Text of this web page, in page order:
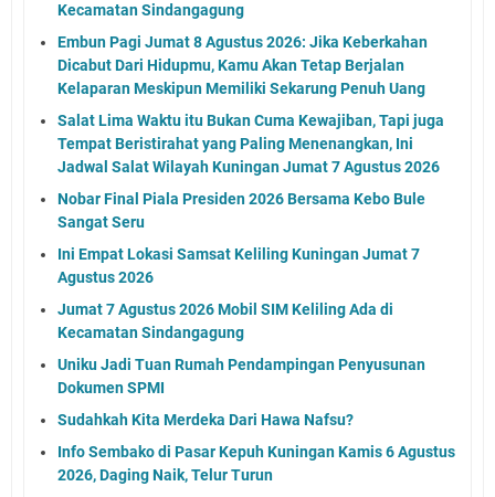
Kecamatan Sindangagung
Embun Pagi Jumat 8 Agustus 2026: Jika Keberkahan
Dicabut Dari Hidupmu, Kamu Akan Tetap Berjalan
Kelaparan Meskipun Memiliki Sekarung Penuh Uang
Salat Lima Waktu itu Bukan Cuma Kewajiban, Tapi juga
Tempat Beristirahat yang Paling Menenangkan, Ini
Jadwal Salat Wilayah Kuningan Jumat 7 Agustus 2026
Nobar Final Piala Presiden 2026 Bersama Kebo Bule
Sangat Seru
Ini Empat Lokasi Samsat Keliling Kuningan Jumat 7
Agustus 2026
Jumat 7 Agustus 2026 Mobil SIM Keliling Ada di
Kecamatan Sindangagung
Uniku Jadi Tuan Rumah Pendampingan Penyusunan
Dokumen SPMI
Sudahkah Kita Merdeka Dari Hawa Nafsu?
Info Sembako di Pasar Kepuh Kuningan Kamis 6 Agustus
2026, Daging Naik, Telur Turun